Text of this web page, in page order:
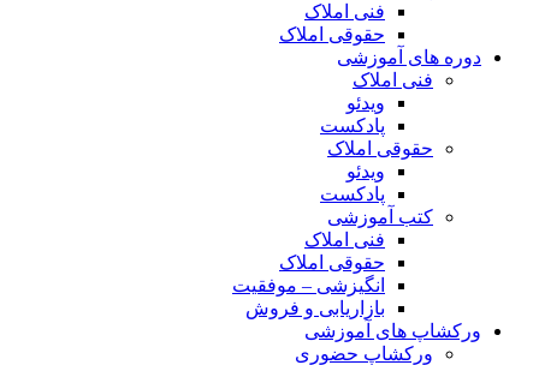
فنی املاک
حقوقی املاک
دوره های آموزشی
فنی املاک
ویدئو
پادکست
حقوقی املاک
ویدئو
پادکست
کتب آموزشی
فنی املاک
حقوقی املاک
انگیزشی – موفقیت
بازاریابی و فروش
ورکشاپ های آموزشی
ورکشاپ حضوری